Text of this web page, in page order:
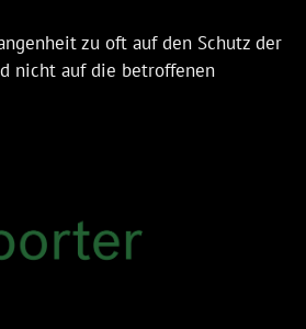
zu oft auf den Schutz der
nicht auf die betroffenen